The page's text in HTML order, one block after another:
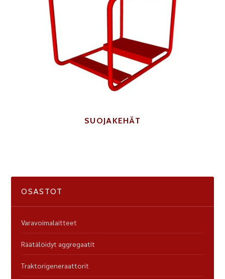
SUOJAKEHÄT
OSASTOT
Varavoimalaitteet
Räätälöidyt aggregaatit
Traktorigeneraattorit